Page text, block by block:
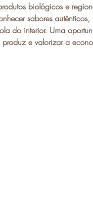
biológicos e
sabores autênticos,
do interior. Uma
produz e valorizar a